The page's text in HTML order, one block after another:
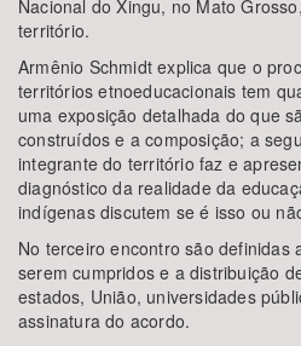
Nacional do Xingu, no Mato
território.
Armênio Schmidt explica que o
territórios etnoeducacionais tem
uma exposição detalhada do que
construídos e a composição; a
integrante do território faz e
diagnóstico da realidade da
indígenas discutem se é isso ou
No terceiro encontro são definidas
serem cumpridos e a distribuição
estados, União, universidades
assinatura do acordo.